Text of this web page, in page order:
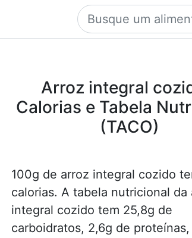
Arroz integral
Calorias e Tabela
(TACO)
100g de arroz integral cozido
calorias. A tabela nutricional da
integral cozido tem 25,8g de
carboidratos, 2,6g de proteínas,